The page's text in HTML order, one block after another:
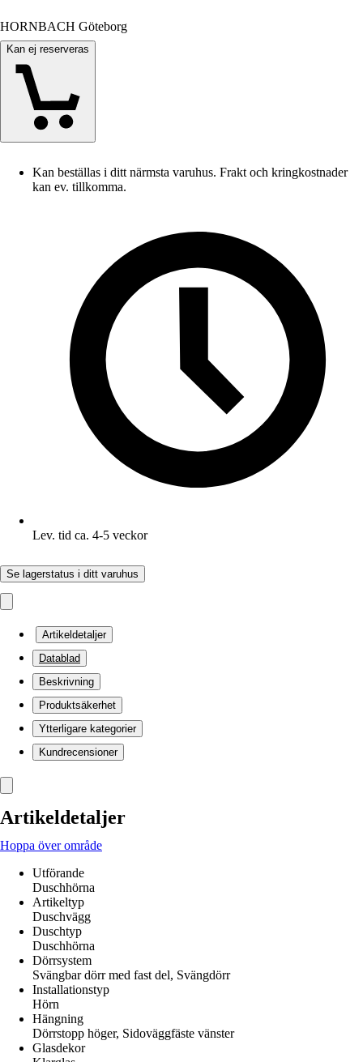
HORNBACH Göteborg
Kan ej reserveras
Kan beställas i ditt närmsta varuhus. Frakt och kringkostnader
kan ev. tillkomma.
Lev. tid ca. 4-5 veckor
Se lagerstatus i ditt varuhus
Artikeldetaljer
Datablad
Beskrivning
Produktsäkerhet
Ytterligare kategorier
Kundrecensioner
Artikeldetaljer
Hoppa över område
Utförande
Duschhörna
Artikeltyp
Duschvägg
Duschtyp
Duschhörna
Dörrsystem
Svängbar dörr med fast del, Svängdörr
Installationstyp
Hörn
Hängning
Dörrstopp höger, Sidoväggfäste vänster
Glasdekor